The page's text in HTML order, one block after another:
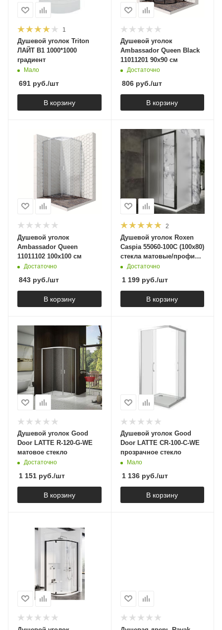
1
Душевой уголок Triton
ЛАЙТ В1 1000*1000
градиент
Мало
691 руб./шт
В корзину
Душевой уголок
Ambassador Queen Black
11011201 90х90 см
Достаточно
806руб./шт
В корзину
Душевой уголок
Ambassador Queen
11011102 100х100 см
Достаточно
843 руб./шт
В корзину
2
Душевой уголок Roxen
Caspia 55060-100C (100х80)
стекла матовые/профиль
хром
Достаточно
1 199руб./шт
В корзину
Душевой уголок Good
Door LATTE R-120-G-WE
матовое стекло
Достаточно
1 151 руб./шт
В корзину
Душевой уголок Good
Door LATTE CR-100-C-WE
прозрачное стекло
Мало
1 136руб./шт
В корзину